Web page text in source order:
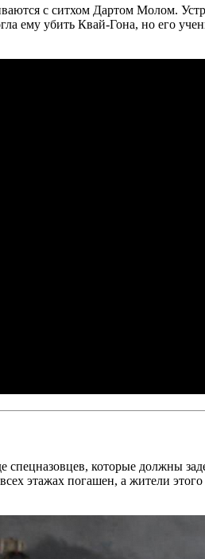
с ситхом Дартом Молом.
ему убить Квай-Гона, но его
спецназовцев, которые должны
этажах погашен, а жители